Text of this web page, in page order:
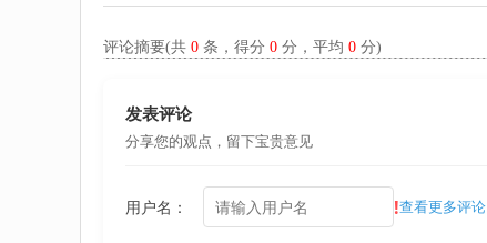
评论摘要(共 0 条，得分 0 分，平均 0 分)
发表评论
分享您的观点，留下宝贵意见
用户名： !查看更多评论